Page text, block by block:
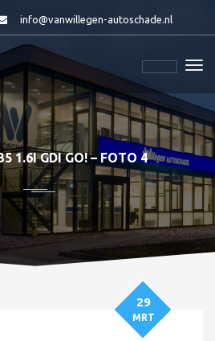
info@vanwillegen-autoschade.nl
1.6I GDI GO! – FOTO 4
29
MRT